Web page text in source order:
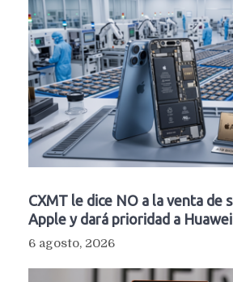
CXMT le dice NO a la venta de
Apple y dará prioridad a
6 agosto, 2026